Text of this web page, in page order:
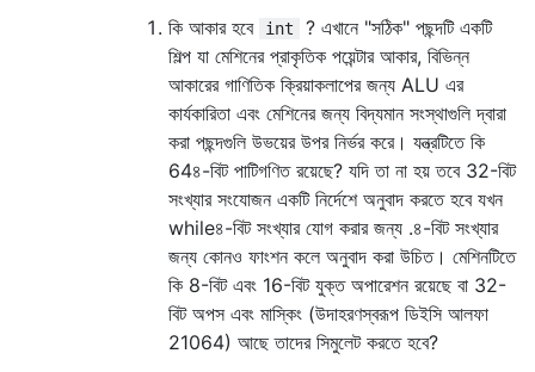
কি আকার হবে
int
? এখানে "সঠিক" পছন্দটি একটি
শিল্প যা মেশিনের প্রাকৃতিক পয়েন্টার আকার, বিভিন্ন
আকারের গাণিতিক ক্রিয়াকলাপের জন্য ALU এর
কার্যকারিতা এবং মেশিনের জন্য বিদ্যমান সংস্থাগুলি দ্বারা
করা পছন্দগুলি উভয়ের উপর নির্ভর করে। যন্ত্রটিতে কি
64৪-বিট পাটিগণিত রয়েছে? যদি তা না হয় তবে 32-বিট
সংখ্যার সংযোজন একটি নির্দেশে অনুবাদ করতে হবে যখন
while৪-বিট সংখ্যার যোগ করার জন্য .৪-বিট সংখ্যার
জন্য কোনও ফাংশন কলে অনুবাদ করা উচিত। মেশিনটিতে
কি 8-বিট এবং 16-বিট যুক্ত অপারেশন রয়েছে বা 32-
বিট অপস এবং মাস্কিং (উদাহরণস্বরূপ ডিইসি আলফা
21064) আছে তাদের সিমুলেট করতে হবে?